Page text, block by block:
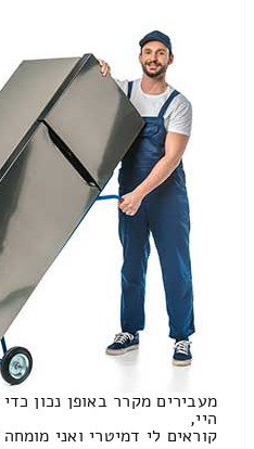
מעבירים מקרר באופן נכון
היי,
קוראים לי דמיטרי ואני